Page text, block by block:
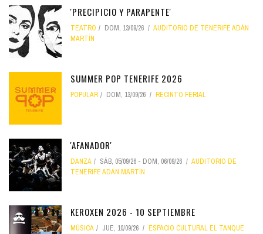
'PRECIPICIO Y PARAPENTE'
TEATRO DOM, 13/09/26
AUDITORIO DE TENERIFE ADÁN
MARTÍN
SUMMER POP TENERIFE 2026
POPULAR DOM, 13/09/26 RECINTO FERIAL
'AFANADOR'
DANZA SÁB, 05/09/26 - DOM, 06/09/26
AUDITORIO DE
TENERIFE ADÁN MARTÍN
KEROXEN 2026 - 10 SEPTIEMBRE
MÚSICA JUE, 10/09/26 ESPACIO CULTURAL EL TANQUE